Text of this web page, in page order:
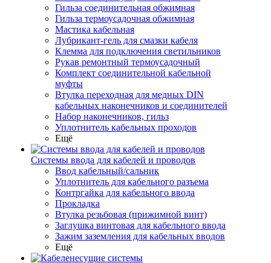
Гильза соединительная обжимная
Гильза термоусадочная обжимная
Мастика кабельная
Лубрикант-гель для смазки кабеля
Клемма для подключения светильников
Рукав ремонтный термоусадочный
Комплект соединительной кабельной
муфты
Втулка переходная для медных DIN
кабельных наконечников и соединителей
Набор наконечников, гильз
Уплотнитель кабельных проходов
Ещё
Системы ввода для кабелей и проводов
Ввод кабельный/сальник
Уплотнитель для кабельного разъема
Контргайка для кабельного ввода
Прокладка
Втулка резьбовая (прижимной винт)
Заглушка винтовая для кабельного ввода
Зажим заземления для кабельных вводов
Ещё